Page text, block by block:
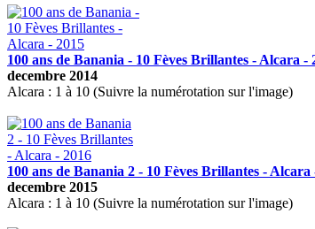
100 ans de Banania - 10 Fèves Brillantes - Alcara -
decembre 2014
Alcara : 1 à 10 (Suivre la numérotation sur l'image)
100 ans de Banania 2 - 10 Fèves Brillantes - Alcara
decembre 2015
Alcara : 1 à 10 (Suivre la numérotation sur l'image)